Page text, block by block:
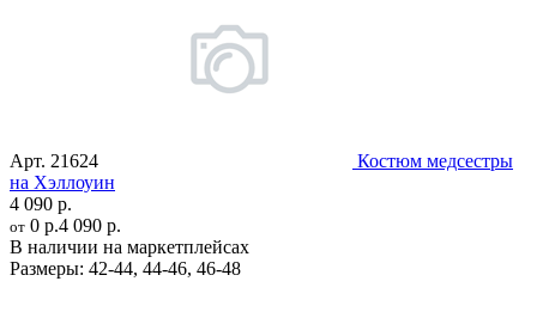
Арт. 21624
Костюм медсестры
на Хэллоуин
4 090 р.
от 0 р.4 090 р.
В наличии на маркетплейсах
Размеры: 42-44, 44-46, 46-48